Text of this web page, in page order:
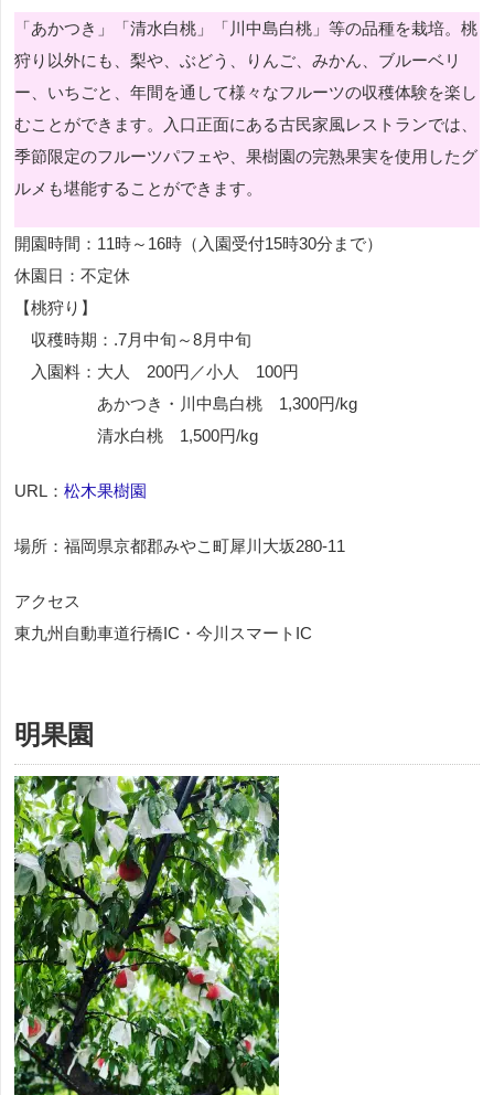
「あかつき」「清水白桃」「川中島白桃」等の品種を栽培。桃
狩り以外にも、梨や、ぶどう、りんご、みかん、ブルーベリ
ー、いちごと、年間を通して様々なフルーツの収穫体験を楽し
むことができます。入口正面にある古民家風レストランでは、
季節限定のフルーツパフェや、果樹園の完熟果実を使用したグ
ルメも堪能することができます。
開園時間：11時～16時（入園受付15時30分まで）
休園日：不定休
【桃狩り】
収穫時期：.7月中旬～8月中旬
入園料：大人 200円／小人 100円
あかつき・川中島白桃 1,300円/kg
清水白桃 1,500円/kg
URL： 松木果樹園
場所：福岡県京都郡みやこ町犀川大坂280-11
アクセス
東九州自動車道行橋IC・今川スマートIC
明果園